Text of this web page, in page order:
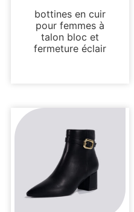
bottines en cuir
pour femmes à
talon bloc et
fermeture éclair